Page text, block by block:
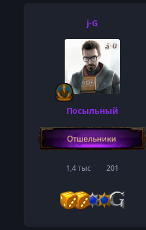
j-G
Посыльный
1,4 тыссообщения
201Репутация